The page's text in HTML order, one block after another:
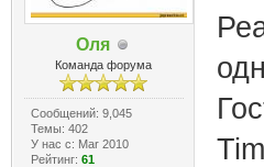
Оля
Команда форума
Сообщений: 9,045
Темы: 402
У нас с: Mar 2010
Рейтинг: 61